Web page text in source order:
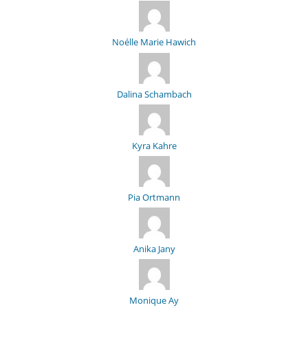
Noélle Marie Hawich
Dalina Schambach
Kyra Kahre
Pia Ortmann
Anika Jany
Monique Ay